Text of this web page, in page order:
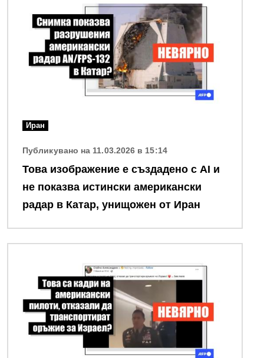
Иран
Публикувано на 11.03.2026 в 15:14
Това изображение е създадено с AI и
не показва истински американски
радар в Катар, унищожен от Иран